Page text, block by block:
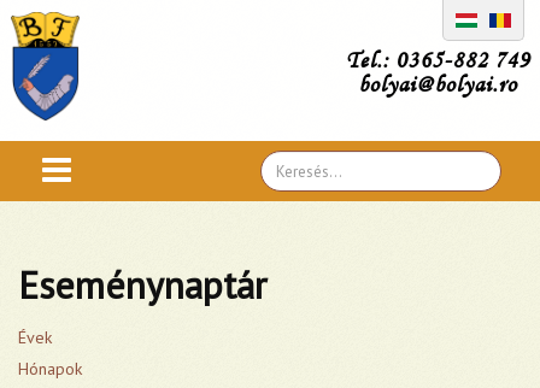
Tel.: 0365-882 749
bolyai@bolyai.ro
Search
...
Eseménynaptár
Évek
Hónapok